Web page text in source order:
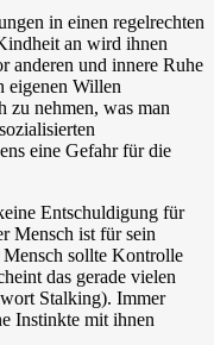
in einen regelrechten
an wird ihnen
anderen und innere Ruhe
eigenen Willen
zu nehmen, was man
eine Gefahr für die
Entschuldigung für
Mensch ist für sein
sollte Kontrolle
das gerade vielen
Stalking). Immer
Instinkte mit ihnen